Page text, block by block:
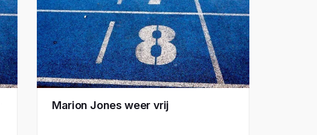
Marion Jones weer vrij